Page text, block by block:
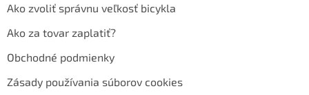
Ako zvoliť správnu veľkosť bicykla
Ako za tovar zaplatiť?
Obchodné podmienky
Zásady používania súborov cookies